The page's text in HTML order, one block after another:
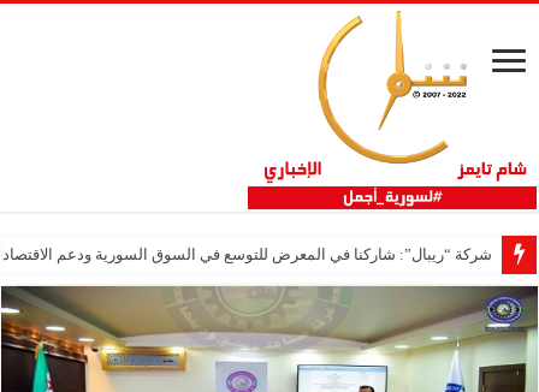
شركة “ريبال”: شاركنا في المعرض للتوسع في السوق السورية ودعم الاقتصاد